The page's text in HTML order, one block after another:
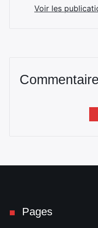
Voir les
Pages